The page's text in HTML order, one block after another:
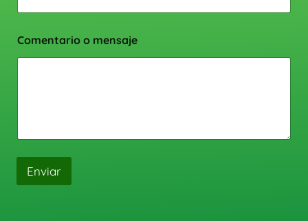
Comentario o mensaje
Enviar